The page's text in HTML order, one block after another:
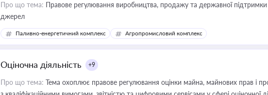
Про що тема: Правове регулювання виробництва, продажу та державної підтримки
джерел
Паливно-енергетичний комплекс Агропромисловий комплекс
Оціночна діяльність +9
Про що тема: Тема охоплює правове регулювання оцінки майна, майнових прав і